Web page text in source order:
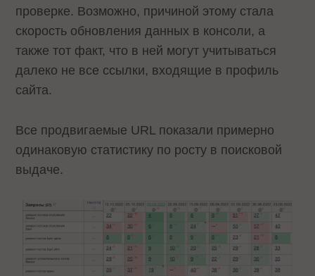
проверке. Возможно, причиной этому стала
скорость обновления данных в консоли, а
также тот факт, что в ней могут учитываться
далеко не все ссылки, входящие в профиль
сайта.
Все продвигаемые URL показали примерно
одинаковую статистику по росту в поисковой
выдаче.